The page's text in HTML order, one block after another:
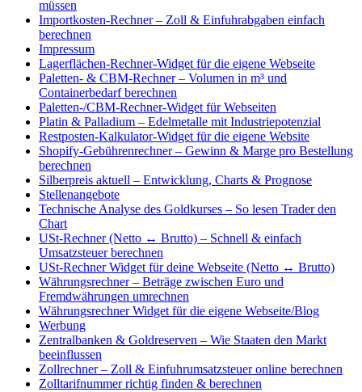
müssen
Importkosten-Rechner – Zoll & Einfuhrabgaben einfach
berechnen
Impressum
Lagerflächen-Rechner-Widget für die eigene Webseite
Paletten- & CBM-Rechner – Volumen in m³ und
Containerbedarf berechnen
Paletten-/CBM-Rechner-Widget für Webseiten
Platin & Palladium – Edelmetalle mit Industriepotenzial
Restposten-Kalkulator-Widget für die eigene Website
Shopify-Gebührenrechner – Gewinn & Marge pro Bestellung
berechnen
Silberpreis aktuell – Entwicklung, Charts & Prognose
Stellenangebote
Technische Analyse des Goldkurses – So lesen Trader den
Chart
USt-Rechner (Netto ↔ Brutto) – Schnell & einfach
Umsatzsteuer berechnen
USt-Rechner Widget für deine Webseite (Netto ↔ Brutto)
Währungsrechner – Beträge zwischen Euro und
Fremdwährungen umrechnen
Währungsrechner Widget für die eigene Webseite/Blog
Werbung
Zentralbanken & Goldreserven – Wie Staaten den Markt
beeinflussen
Zollrechner – Zoll & Einfuhrumsatzsteuer online berechnen
Zolltarifnummer richtig finden & berechnen